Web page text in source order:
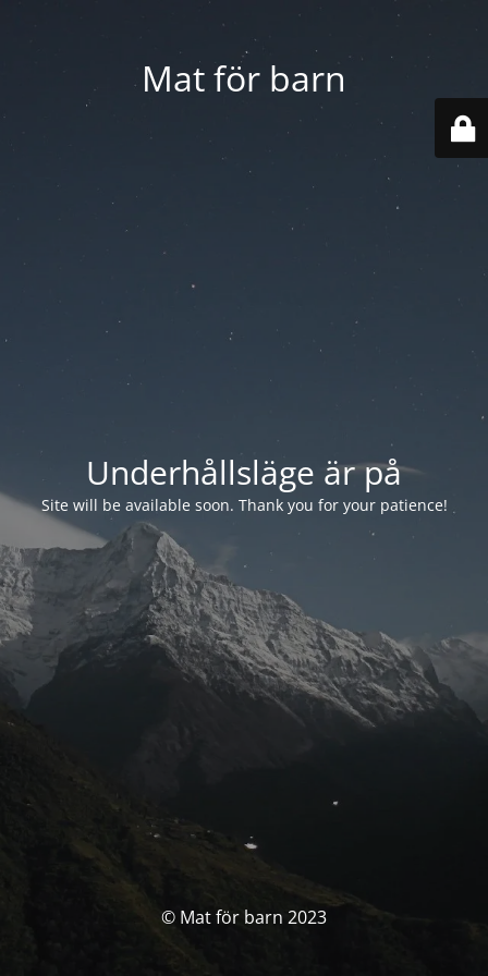
Mat för barn
Underhållsläge är på
Site will be available soon. Thank you for your patience!
© Mat för barn 2023